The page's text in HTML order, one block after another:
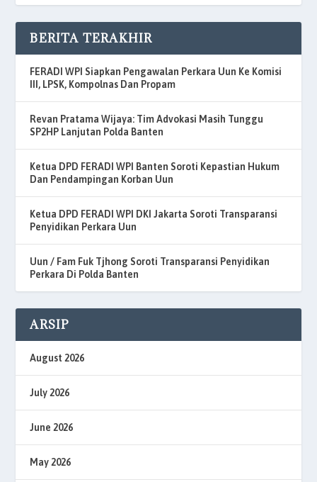
BERITA TERAKHIR
FERADI WPI Siapkan Pengawalan Perkara Uun Ke Komisi
III, LPSK, Kompolnas Dan Propam
Revan Pratama Wijaya: Tim Advokasi Masih Tunggu
SP2HP Lanjutan Polda Banten
Ketua DPD FERADI WPI Banten Soroti Kepastian Hukum
Dan Pendampingan Korban Uun
Ketua DPD FERADI WPI DKI Jakarta Soroti Transparansi
Penyidikan Perkara Uun
Uun / Fam Fuk Tjhong Soroti Transparansi Penyidikan
Perkara Di Polda Banten
ARSIP
August 2026
July 2026
June 2026
May 2026